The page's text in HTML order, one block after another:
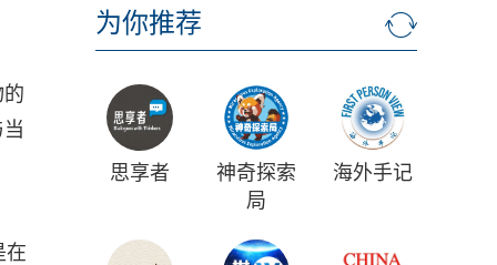
在
为你推荐
思享者
神奇探索
局
海外手记